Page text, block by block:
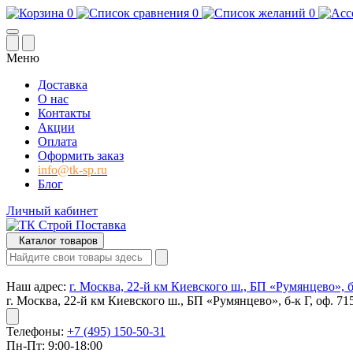
0 0 0
Меню
Доставка
О нас
Контакты
Акции
Оплата
Оформить заказ
info@tk-sp.ru
Блог
Личный кабинет
Каталог товаров
Наш адрес: г. Москва, 22-й км Киевского ш., БП «Румянцево»,
г. Москва, 22-й км Киевского ш., БП «Румянцево», б-к Г, оф.
Телефоны: +7 (495) 150-50-31
Пн-Пт: 9:00-18:00